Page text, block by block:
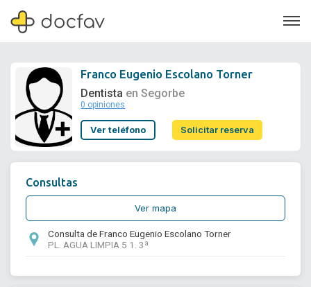
Soporte
Franco Eugenio Escolano Torner
Dentista en Segorbe
0 opiniones
Ver teléfono Solicitar reserva
Consultas
Ver mapa
Consulta de Franco Eugenio Escolano Torner
PL. AGUA LIMPIA 5 1. 3ª